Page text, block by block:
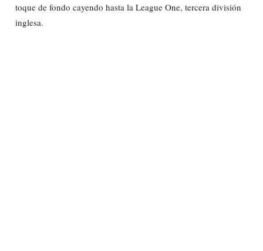
toque de fondo cayendo hasta la League One, tercera división
inglesa.